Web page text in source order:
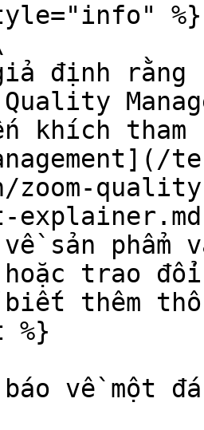
%}
định rằng
Quality
khích
zoom-
sản phẩm
hoặc trao
biết thêm
%}
báo về một